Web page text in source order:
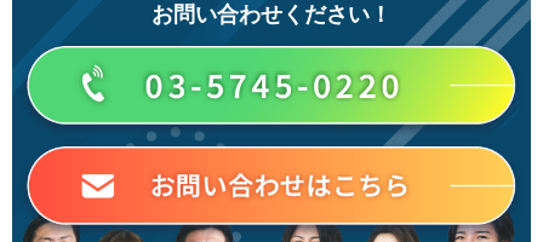
お問い合わせください！